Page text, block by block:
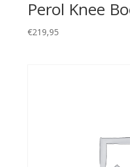
Perol Knee
€219,95